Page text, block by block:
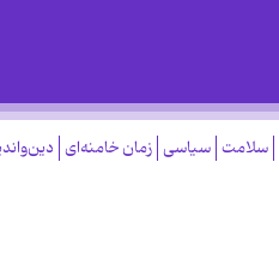
سلامت سیاسی زمان خامنه‌ای